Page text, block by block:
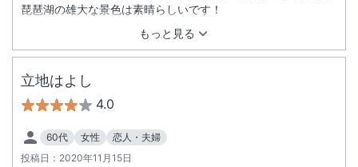
もっと見る
琵琶湖の雄大な景色は素晴らしいです！
立地はよし
4.0
60代 女性
恋人・夫婦
投稿日： 2020年11月15日